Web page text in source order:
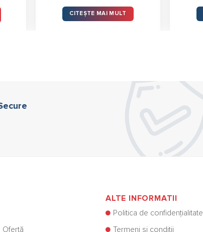
CITEȘTE MAI MULT
Ofertă
ALTE INFORMATII
Politica de confidențialitate
Termeni și condiții